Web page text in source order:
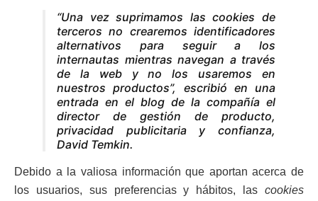
“Una vez suprimamos lascookies de
terceros no crearemos identificadores
alternativos para seguir a los
internautas mientras navegan a través
de la web y no los usaremos en
nuestros productos”, escribió en una
entrada en el blog de la compañía el
director de gestión de producto,
privacidad publicitaria y confianza,
David Temkin.
Debido a la valiosa información que aportan acerca de
los usuarios, sus preferencias y hábitos, las cookies